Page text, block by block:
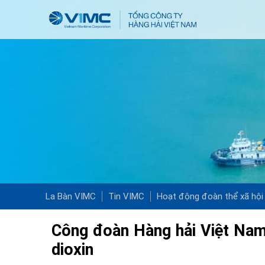
La Bàn VIMC Tin VIMC Hoạt động đoàn thể xã hội
Công đoàn Hàng hải Việt
dioxin